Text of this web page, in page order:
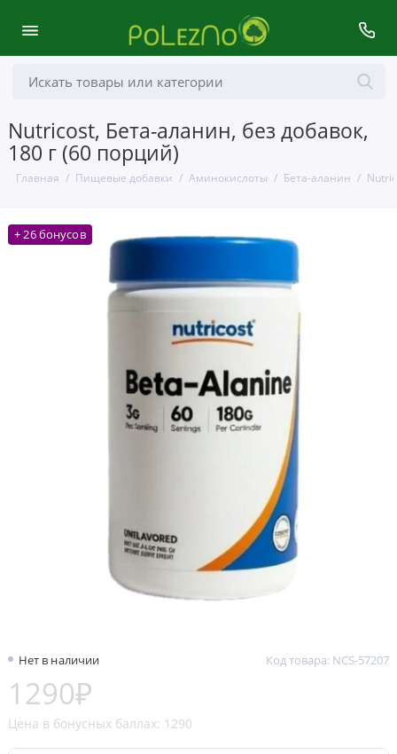
Nutricost, Бета-аланин, без добавок,
180 г (60 порций)
Главная Пищевые добавки Аминокислоты Бета-аланин
+ 26 бонусов
Нет в наличии Код товара: NCS-57207
1290₽
Цена в бонусных баллах: 1290